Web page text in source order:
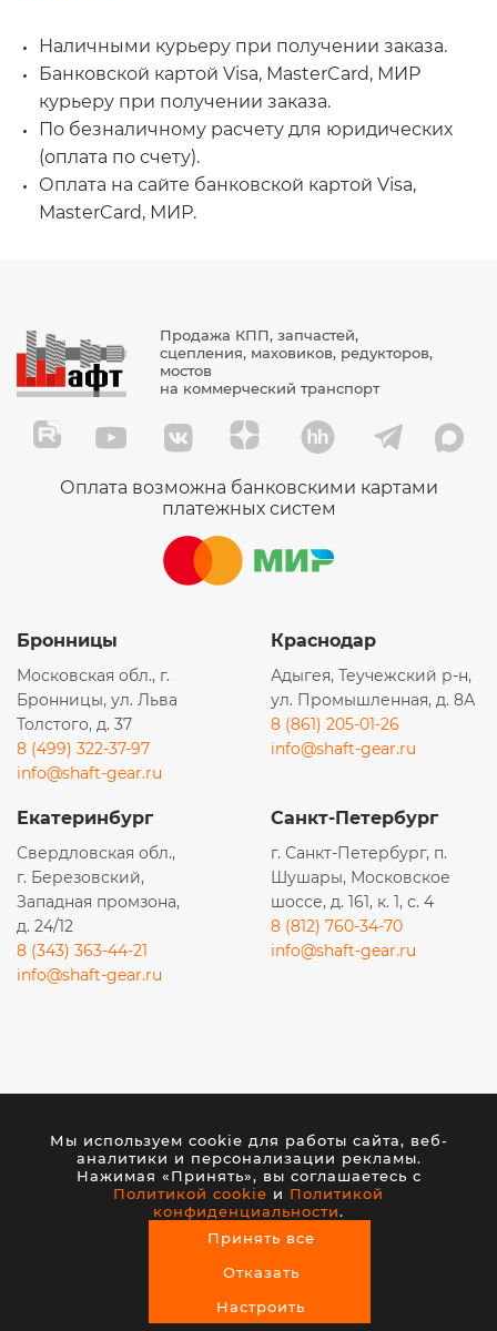
0
Наличными курьеру при получении заказа.
Банковской картой Visa, MasterCard, МИР
курьеру при получении заказа.
По безналичному расчету для юридических
(оплата по счету).
Оплата на сайте банковской картой Visa,
MasterCard, МИР.
Мы используем cookie для работы сайта, веб-
аналитики и персонализации рекламы.
Нажимая «Принять», вы соглашаетесь с
Политикой cookie и Политикой
конфиденциальности.
Принять все
Отказать
Настроить
Продажа КПП, запчастей,
сцепления, маховиков, редукторов,
мостов
на коммерческий транспорт
Оплата возможна банковскими картами
платежных систем
Бронницы
Московская обл., г.
Бронницы, ул. Льва
Толстого, д. 37
8 (499) 322-37-97
info@shaft-gear.ru
Краснодар
Адыгея, Теучежский р-н,
ул. Промышленная, д. 8А
8 (861) 205-01-26
info@shaft-gear.ru
Екатеринбург
Свердловская обл.,
г. Березовский,
Западная промзона,
д. 24/12
8 (343) 363-44-21
info@shaft-gear.ru
Санкт-Петербург
г. Санкт-Петербург, п.
Шушары, Московское
шоссе, д. 161, к. 1, с. 4
8 (812) 760-34-70
info@shaft-gear.ru
каких условиях не является публичной офертой,
определяемой положениями статьи 437 (2) ГК РФ.
© 2026 ООО «ШАФТ». Все права защищены.